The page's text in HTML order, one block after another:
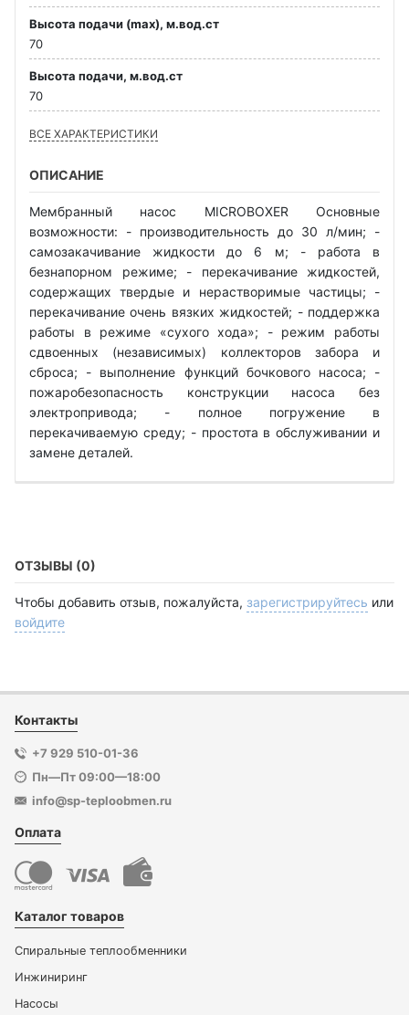
Высота подачи (max), м.вод.ст
70
Высота подачи, м.вод.ст
70
ВСЕ ХАРАКТЕРИСТИКИ
ОПИСАНИЕ
Мембранный насос MICROBOXER Основные
возможности: - производительность до 30 л/мин; -
самозакачивание жидкости до 6 м; - работа в
безнапорном режиме; - перекачивание жидкостей,
содержащих твердые и нерастворимые частицы; -
перекачивание очень вязких жидкостей; - поддержка
работы в режиме «сухого хода»; - режим работы
сдвоенных (независимых) коллекторов забора и
сброса; - выполнение функций бочкового насоса; -
пожаробезопасность конструкции насоса без
электропривода; - полное погружение в
перекачиваемую среду; - простота в обслуживании и
замене деталей.
ОТЗЫВЫ (0)
Чтобы добавить отзыв, пожалуйста, зарегистрируйтесь или
войдите
Контакты
+7 929 510-01-36
Пн—Пт 09:00—18:00
info@sp-teploobmen.ru
Оплата
Каталог товаров
Спиральные теплообменники
Инжиниринг
Насосы